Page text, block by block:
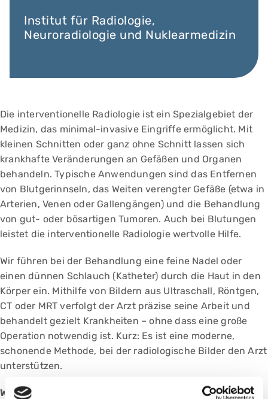
Institut für Radiologie,
Neuroradiologie und Nuklearmedizin
Die interventionelle Radiologie ist ein Spezialgebiet der
Medizin, das minimal-invasive Eingriffe ermöglicht. Mit
kleinen Schnitten oder ganz ohne Schnitt lassen sich
krankhafte Veränderungen an Gefäßen und Organen
behandeln. Typische Anwendungen sind das Entfernen
von Blutgerinnseln, das Weiten verengter Gefäße (etwa in
Arterien, Venen oder Gallengängen) und die Behandlung
von gut- oder bösartigen Tumoren. Auch bei Blutungen
leistet die interventionelle Radiologie wertvolle Hilfe.
Wir führen bei der Behandlung eine feine Nadel oder
einen dünnen Schlauch (Katheter) durch die Haut in den
Körper ein. Mithilfe von Bildern aus Ultraschall, Röntgen,
CT oder MRT verfolgt der Arzt präzise seine Arbeit und
behandelt gezielt Krankheiten – ohne dass eine große
Operation notwendig ist. Kurz: Es ist eine moderne,
schonende Methode, bei der radiologische Bilder den Arzt
unterstützen.
Wir bieteten folgendes Spektrum: